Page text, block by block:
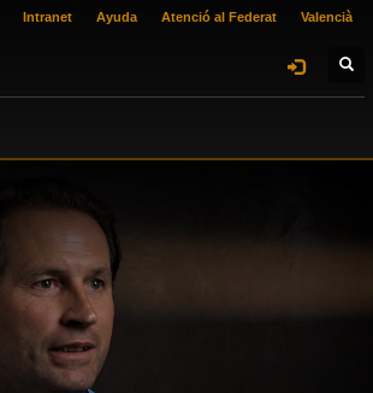
Intranet Ayuda Atenció al Federat Valencià